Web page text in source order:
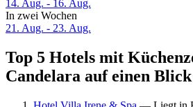
14. Aug. - 16. Aug.
In zwei Wochen
21. Aug. - 23. Aug.
Top 5 Hotels mit
Candelara auf einen Blick